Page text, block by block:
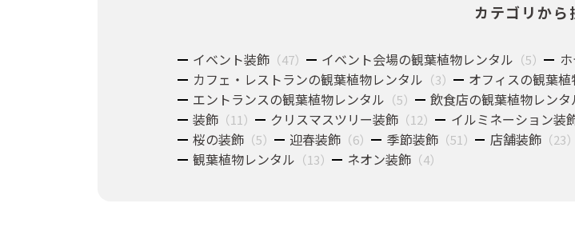
カテゴリから
イベント装飾 （47） イベント会場の観葉植物レンタル （5）
カフェ・レストランの観葉植物レンタル （3） オフィスの観葉
エントランスの観葉植物レンタル （5） 飲食店の観葉植物レンタ
装飾 （11） クリスマスツリー装飾 （12） イルミネーション装
桜の装飾 （5） 迎春装飾 （6） 季節装飾（51） 店舗装飾（23）
観葉植物レンタル （13） ネオン装飾 （4）